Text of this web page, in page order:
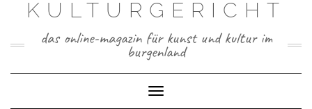
KULTURGERICHT
das online-magazin für kunst und kultur im
burgenland
Toggle
Navigation